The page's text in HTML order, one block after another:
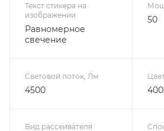
Текст стикера на
изображении
Равномерное
свечение
50
Световой поток, Лм
4500
Вид рассеивателя